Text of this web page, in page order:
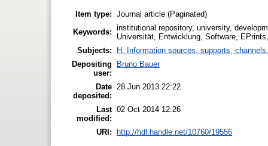
Item type: Journal article (Paginated)
Keywords: institutional repository, university,
Universität, Entwicklung, Software,
Subjects:
H. Information sources, supports, channels.
Depositing
user:
Bruno Bauer
Date
deposited:
28 Jun 2013 22:22
Last
modified:
02 Oct 2014 12:26
URI: http://hdl.handle.net/10760/19556